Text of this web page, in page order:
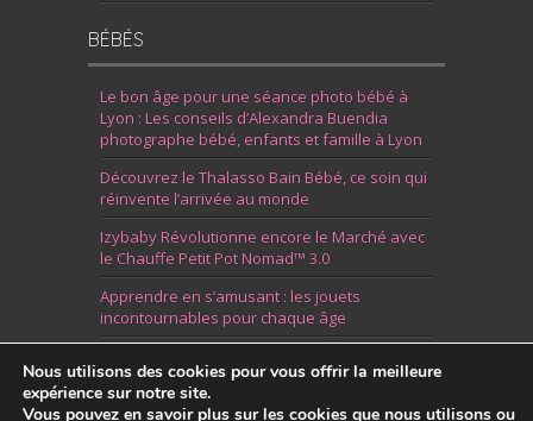
BÉBÉS
Le bon âge pour une séance photo bébé à
Lyon : Les conseils d’Alexandra Buendia
photographe bébé, enfants et famille à Lyon
Découvrez le Thalasso Bain Bébé, ce soin qui
réinvente l’arrivée au monde
Izybaby Révolutionne encore le Marché avec
le Chauffe Petit Pot Nomad™ 3.0
Apprendre en s’amusant : les jouets
incontournables pour chaque âge
Nous utilisons des cookies pour vous offrir la meilleure
expérience sur notre site.
Vous pouvez en savoir plus sur les cookies que nous utilisons ou